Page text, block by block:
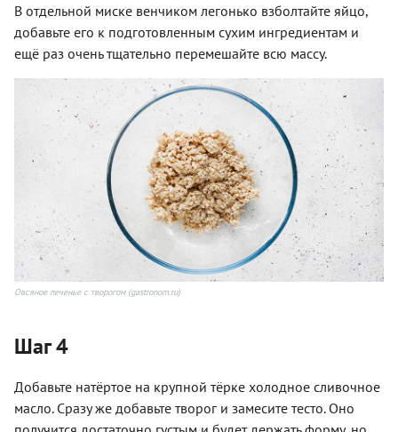
В отдельной миске венчиком легонько взболтайте яйцо,
добавьте его к подготовленным сухим ингредиентам и
ещё раз очень тщательно перемешайте всю массу.
Овсяное печенье с творогом (gastronom.ru)
Шаг 4
Добавьте натёртое на крупной тёрке холодное сливочное
масло. Сразу же добавьте творог и замесите тесто. Оно